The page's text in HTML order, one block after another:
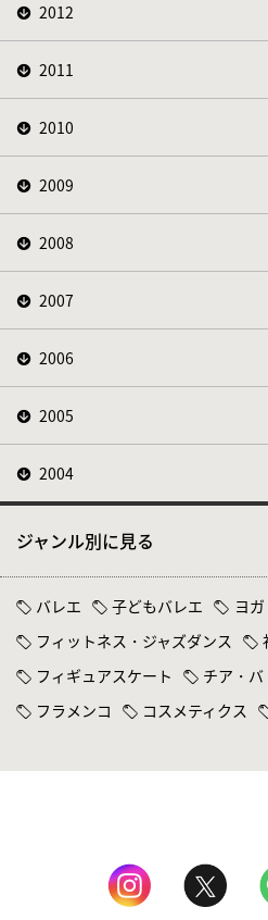
2012
2011
2010
2009
2008
2007
2006
2005
2004
ジャンル別に見る
バレエ 子どもバレエ
ヨガ
フィットネス・ジャズダンス
フィギュアスケート
チア・バ
フラメンコ
コスメティクス